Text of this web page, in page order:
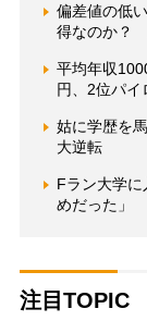
偏差値の低
得なのか？
平均年収
円、2位パイ
姑に学歴を
大逆転
Fラン大学
めだった」
注目TOPIC